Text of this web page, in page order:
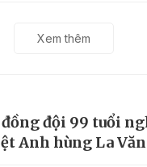
Xem thêm
đội 99 tuổi
Anh hùng La Văn